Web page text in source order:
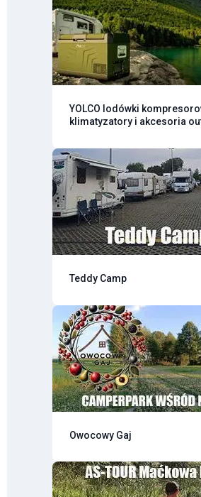
YOLCO lodówki
klimatyzatory i akcesoria
Teddy Camp
Owocowy Gaj